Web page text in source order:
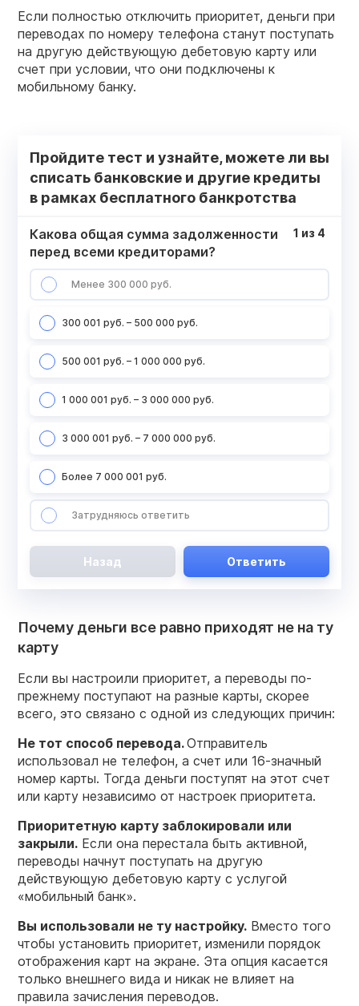
Если полностью отключить приоритет, деньги при
переводах по номеру телефона станут поступать
на другую действующую дебетовую карту или
счет при условии, что они подключены к
мобильному банку.
Пройдите тест и узнайте, можете ли вы
списать банковские и другие кредиты
в рамках бесплатного банкротства
Какова общая сумма задолженности
перед всеми кредиторами?
Менее 300 000 руб.
300 001 руб. – 500 000 руб.
500 001 руб. – 1 000 000 руб.
1 000 001 руб. – 3 000 000 руб.
3 000 001 руб. – 7 000 000 руб.
Более 7 000 001 руб.
Затрудняюсь ответить
1 из 4
Назад Ответить
Почему деньги все равно приходят не на ту
карту
Если вы настроили приоритет, а переводы по-
прежнему поступают на разные карты, скорее
всего, это связано с одной из следующих причин:
Не тот способ перевода.Отправитель
использовал не телефон, а счет или 16-значный
номер карты. Тогда деньги поступят на этот счет
или карту независимо от настроек приоритета.
Приоритетную карту заблокировали или
закрыли. Если она перестала быть активной,
переводы начнут поступать на другую
действующую дебетовую карту с услугой
«мобильный банк».
Вы использовали не ту настройку. Вместо того
чтобы установить приоритет, изменили порядок
отображения карт на экране. Эта опция касается
только внешнего вида и никак не влияет на
правила зачисления переводов.